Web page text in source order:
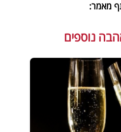
מאמר:
נוספים